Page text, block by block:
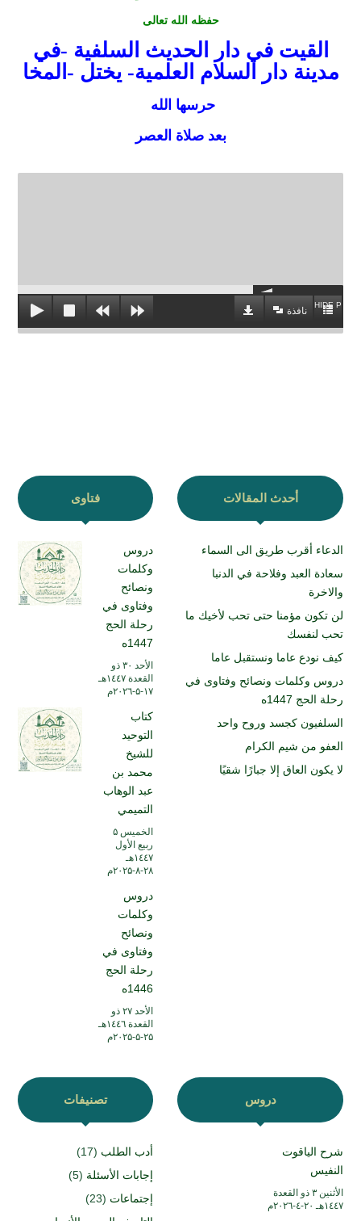
حفظه الله تعالى
القيت في دار الحديث السلفية -في
مدينة دار السلام العلمية- يختل -المخا
حرسها الله
بعد صلاة العصر
HIDE
نافذة
أحدث المقالات
الدعاء أقرب طريق الى السماء
سعادة العبد وفلاحة في الدنبا
والاخرة
لن تكون مؤمنا حتى تحب لأخيك ما
تحب لنفسك
كيف نودع عاما ونستقبل عاما
دروس وكلمات ونصائح وفتاوى في
رحلة الحج 1447ه
السلفيون كجسد وروح واحد
العفو من شيم الكرام
لا يكون العاق إلا جبارًا شقيًا
فتاوى
دروس
وكلمات
ونصائح
وفتاوى في
رحلة الحج
1447ه
الأحد ۳۰ ذو
القعدة ۱٤٤۷هـ
۱۷-۵-۲۰۲٦م
كتاب
التوحيد
للشيخ
محمد بن
عبد الوهاب
التميمي
الخميس ۵
ربيع الأول
۱٤٤۷هـ
۲۸-۸-۲۰۲۵م
دروس
وكلمات
ونصائح
وفتاوى في
رحلة الحج
1446ه
الأحد ۲۷ ذو
القعدة ۱٤٤٦هـ
۲۵-۵-۲۰۲۵م
دروس
شرح الياقوت
النفيس
الأثنين ۳ ذو القعدة
۱٤٤۷هـ ۲۰-٤-۲۰۲٦م
تصنيفات
أدب الطلب (17)
إجابات الأسئلة (5)
إجتماعات (23)